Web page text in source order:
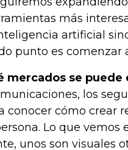
más
artificial
punto es comenzar
mercados se puede
los
a conocer cómo crear
Lo que vemos
unos son visuales